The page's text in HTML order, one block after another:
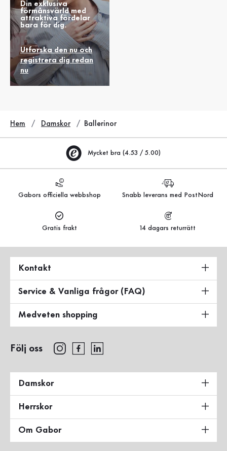
Din exklusiva
förmånsvärld med
attraktiva fördelar
bara för dig.
Utforska den nu och
registrera dig redan
nu
Hem Damskor Ballerinor
Mycket bra (4.53 / 5.00)
Gabors officiella webbshop Snabb leverans med PostNord
Gratis frakt 14 dagars returrätt
Kontakt
Service & Vanliga frågor (FAQ)
Medveten shopping
Följ oss
Damskor
Herrskor
Om Gabor